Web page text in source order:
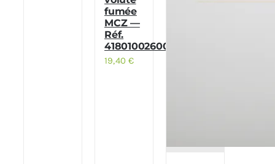
fumée
MCZ —
Réf.
41801002600
19,40€